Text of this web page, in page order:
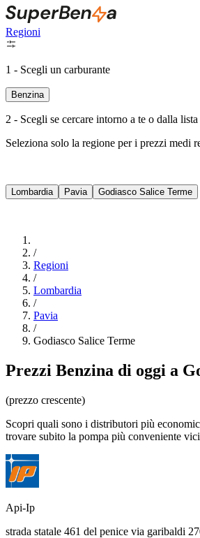
Regioni
1 - Scegli un carburante
Benzina
2 - Scegli se cercare intorno a te o dalla lista
Seleziona solo la regione per i prezzi medi
Lombardia Pavia Godiasco Salice Terme
/
Regioni
/
Lombardia
/
Pavia
/
Godiasco Salice Terme
Prezzi Benzina di oggi a
(prezzo crescente)
Scopri quali sono i distributori più
trovare subito la pompa più conveniente
Api-Ip
strada statale 461 del penice via garibaldi